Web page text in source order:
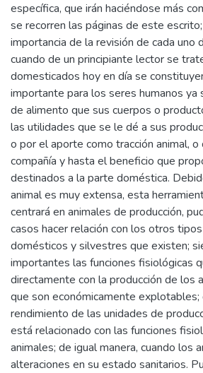
específica, que irán haciéndose más
se recorren las páginas de este
importancia de la revisión de cada uno
cuando de un principiante lector se
domesticados hoy en día se
importante para los seres humanos ya
de alimento que sus cuerpos o
las utilidades que se le dé a sus
o por el aporte como tracción animal, o
compañía y hasta el beneficio que
destinados a la parte doméstica.
animal es muy extensa, esta
centrará en animales de producción,
casos hacer relación con los otros
domésticos y silvestres que existen;
importantes las funciones fisiológicas
directamente con la producción de los
que son económicamente
rendimiento de las unidades de
está relacionado con las funciones
animales; de igual manera, cuando los
alteraciones en su estado sanitarios.